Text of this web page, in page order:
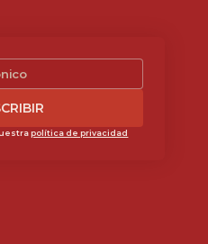
política de privacidad